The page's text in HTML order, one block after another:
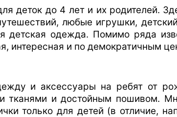
деток до 4 лет и их родителей.
любые игрушки,
детская одежда. Помимо ряда
интересная и по демократичным
и аксессуары на ребят от
тканями и достойным пошивом.
только для детей (в отличие,